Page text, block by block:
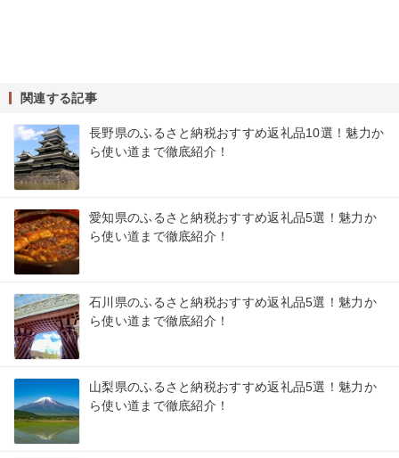
関連する記事
長野県のふるさと納税おすすめ返礼品10選！魅力か
ら使い道まで徹底紹介！
愛知県のふるさと納税おすすめ返礼品5選！魅力か
ら使い道まで徹底紹介！
石川県のふるさと納税おすすめ返礼品5選！魅力か
ら使い道まで徹底紹介！
山梨県のふるさと納税おすすめ返礼品5選！魅力か
ら使い道まで徹底紹介！